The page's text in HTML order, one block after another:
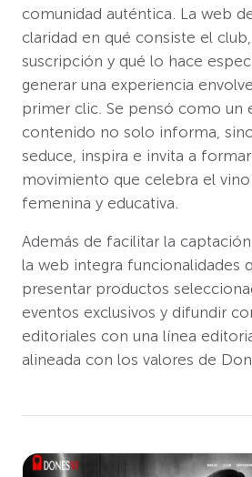
comunidad auténtica. La web
claridad en qué consiste el
suscripción y qué lo hace
generar una experiencia
primer clic. Se pensó como un
contenido no solo informa,
seduce, inspira e invita a
movimiento que celebra el
femenina y educativa.
Además de facilitar la captación
la web integra funcionalidades
presentar productos
eventos exclusivos y difundir
editoriales con una línea
alineada con los valores de